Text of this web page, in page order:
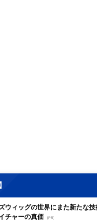
ウィッグの世界にまた新たな
チャーの真価 [PR]